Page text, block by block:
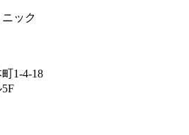
1-4-18